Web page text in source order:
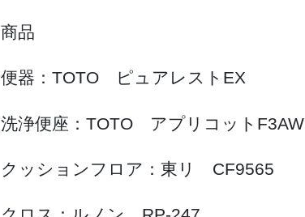
商品
便器：TOTO ピュアレストEX
洗浄便座：TOTO アプリコットF3AW
クッションフロア：東リ CF9565